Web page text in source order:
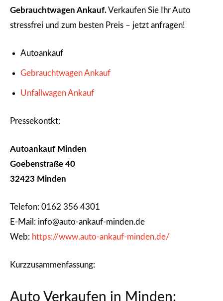
Gebrauchtwagen Ankauf.Verkaufen Sie Ihr Auto
stressfrei und zum besten Preis – jetzt anfragen!
Autoankauf
Gebrauchtwagen Ankauf
Unfallwagen Ankauf
Pressekontkt:
Autoankauf Minden
Goebenstraße 40
32423 Minden
Telefon: 0162 356 4301
E-Mail: info@auto-ankauf-minden.de
Web: https://www.auto-ankauf-minden.de/
Kurzzusammenfassung:
Auto Verkaufen in Minden: